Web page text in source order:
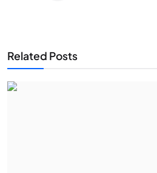
Related Posts